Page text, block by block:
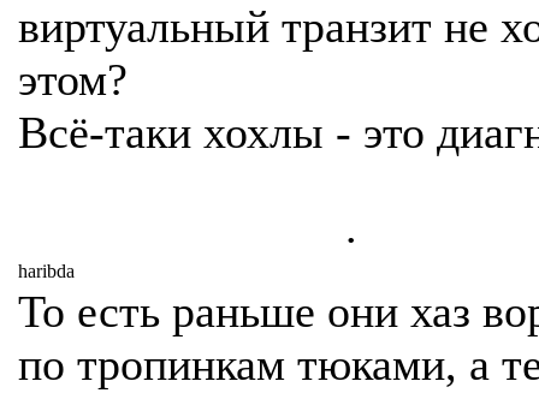
виртуальный транзит не
этом?
Всё-таки хохлы - это
.
haribda
То есть раньше они хаз
по тропинкам тюками, а